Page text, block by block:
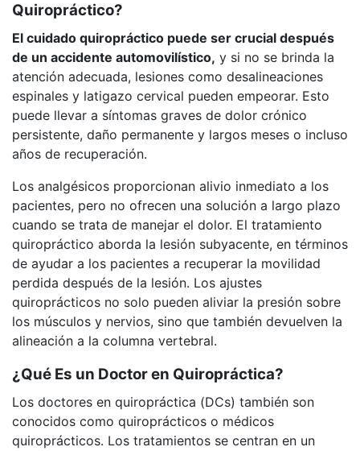
Quiropráctico?
El cuidado quiropráctico puede ser crucial después
de un accidente automovilístico, y si no se brinda la
atención adecuada, lesiones como desalineaciones
espinales y latigazo cervical pueden empeorar. Esto
puede llevar a síntomas graves de dolor crónico
persistente, daño permanente y largos meses o incluso
años de recuperación.
Los analgésicos proporcionan alivio inmediato a los
pacientes, pero no ofrecen una solución a largo plazo
cuando se trata de manejar el dolor. El tratamiento
quiropráctico aborda la lesión subyacente, en términos
de ayudar a los pacientes a recuperar la movilidad
perdida después de la lesión. Los ajustes
quiroprácticos no solo pueden aliviar la presión sobre
los músculos y nervios, sino que también devuelven la
alineación a la columna vertebral.
¿Qué Es un Doctor en Quiropráctica?
Los doctores en quiropráctica (DCs) también son
conocidos como quiroprácticos o médicos
quiroprácticos. Los tratamientos se centran en un